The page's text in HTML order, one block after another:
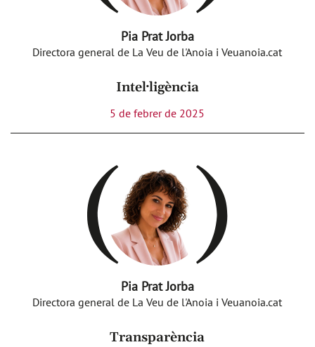
Pia Prat Jorba
Directora general de La Veu de l'Anoia i Veuanoia.cat
Intel·ligència
5 de febrer de 2025
Pia Prat Jorba
Directora general de La Veu de l'Anoia i Veuanoia.cat
Transparència